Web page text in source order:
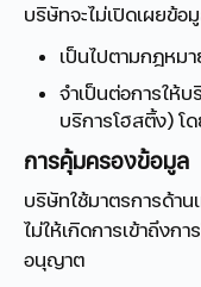
บริษัทจะไม่เปิดเผยข้
เป็นไปตามกฎหม
จำเป็นต่อการให้
บริการโฮสติ้ง) โ
การคุ้มครองข้อมูล
บริษัทใช้มาตรการด้า
ไม่ให้เกิดการเข้าถึงก
อนุญาต